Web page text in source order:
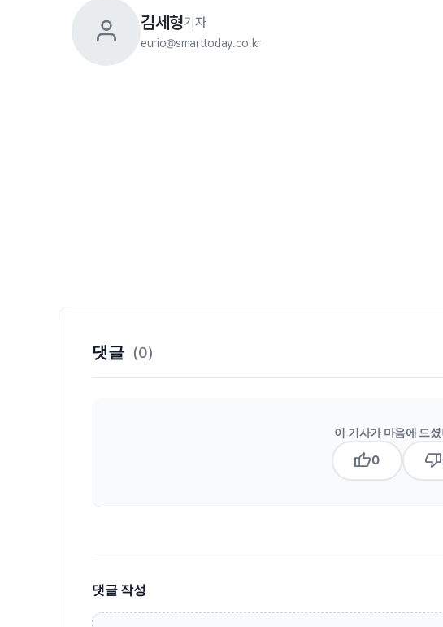
김세형기자
eurio@smarttoday.co.kr
댓글 (0)
이 기사가 마음에 드
thumb_up0 thumb_down
댓글 작성